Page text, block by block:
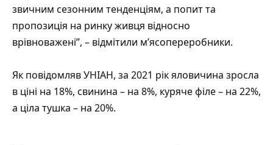
звичним сезонним тенденціям, а попит та
пропозиція на ринку живця відносно
врівноважені”, – відмітили м’ясопереробники.
Як повідомляв УНІАН, за 2021 рік яловичина зросла
в ціні на 18%, свинина – на 8%, куряче філе – на 22%,
а ціла тушка – на 20%.